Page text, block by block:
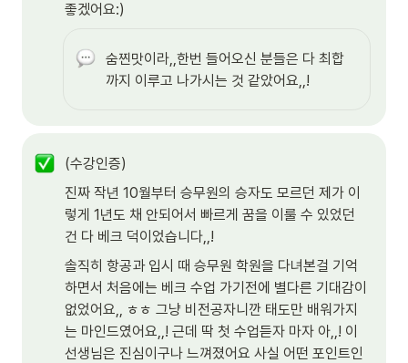
좋겠어요:)
숨찐맛이라,,한번 들어오신 분들은 다 최합
까지 이루고 나가시는 것 같았어요,,!
(수강인증)
진짜 작년 10월부터 승무원의 승자도 모르던 제가 이
렇게 1년도 채 안되어서 빠르게 꿈을 이룰 수 있었던
건 다 베크 덕이었습니다,,!
솔직히 항공과 입시 때 승무원 학원을 다녀본걸 기억
하면서 처음에는 베크 수업 가기전에 별다른 기대감이
없었어요,, ㅎㅎ 그냥 비전공자니깐 태도만 배워가지
는 마인드였어요,,! 근데 딱 첫 수업듣자 마자 아,,! 이
선생님은 진심이구나 느껴졌어요 사실 어떤 포인트인